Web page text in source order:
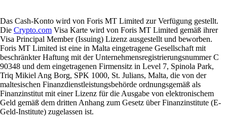
Das Cash-Konto wird von Foris MT Limited zur Verfügung gestellt.
Die Crypto.com Visa Karte wird von Foris MT Limited gemäß ihrer
Visa Principal Member (Issuing) Lizenz ausgestellt und beworben.
Foris MT Limited ist eine in Malta eingetragene Gesellschaft mit
beschränkter Haftung mit der Unternehmensregistrierungsnummer C
90348 und dem eingetragenen Firmensitz in Level 7, Spinola Park,
Triq Mikiel Ang Borg, SPK 1000, St. Julians, Malta, die von der
maltesischen Finanzdienstleistungsbehörde ordnungsgemäß als
Finanzinstitut mit einer Lizenz für die Ausgabe von elektronischem
Geld gemäß dem dritten Anhang zum Gesetz über Finanzinstitute (E-
Geld-Institute) zugelassen ist.